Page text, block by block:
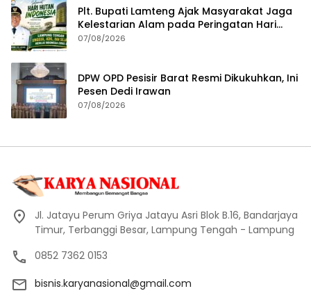
Plt. Bupati Lamteng Ajak Masyarakat Jaga
Kelestarian Alam pada Peringatan Hari
Hutan Indonesia 2026
07/08/2026
DPW OPD Pesisir Barat Resmi Dikukuhkan, Ini
Pesen Dedi Irawan
07/08/2026
Jl. Jatayu Perum Griya Jatayu Asri Blok B.16, Bandarjaya
Timur, Terbanggi Besar, Lampung Tengah - Lampung
0852 7362 0153
bisnis.karyanasional@gmail.com